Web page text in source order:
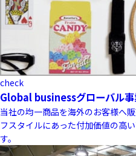
check
Global businessグローバル
当社の均一商品を海外のお客様へ
フスタイルにあった付加価値の高
す。